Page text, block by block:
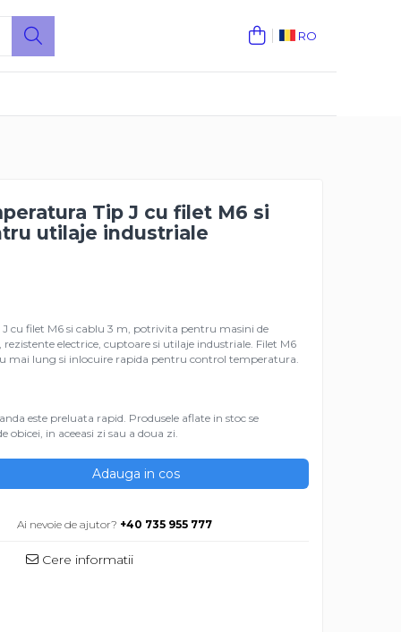
RO
Tip J cu filet M6 si
utilaje industriale
cu filet M6 si cablu 3 m, potrivita pentru masini de
electrice, cuptoare si utilaje industriale. Filet M6
mai lung si inlocuire rapida pentru control temperatura.
este preluata rapid. Produsele aflate in stoc se
obicei, in aceeasi zi sau a doua zi.
Adauga in cos
Ai nevoie de ajutor? +40 735 955 777
Cere informatii